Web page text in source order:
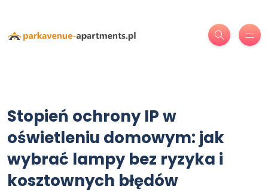
Stopień ochrony IP w
oświetleniu domowym: jak
wybrać lampy bez ryzyka i
kosztownych błędów